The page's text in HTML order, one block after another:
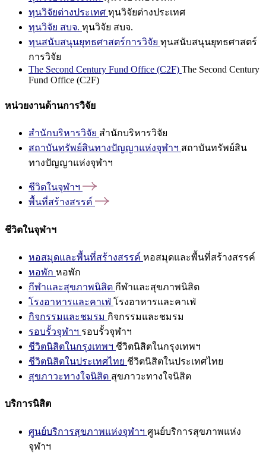
ทุนวิจัยต่างประเทศ ทุนวิจัยต่างประเทศ
ทุนวิจัย สบจ. ทุนวิจัย สบจ.
ทุนสนับสนุนยุทธศาสตร์การวิจัย ทุนสนับสนุนยุทธศาสตร์
การวิจัย
The Second Century Fund Office (C2F) The Second Century
Fund Office (C2F)
หน่วยงานด้านการวิจัย
สำนักบริหารวิจัย สำนักบริหารวิจัย
สถาบันทรัพย์สินทางปัญญาแห่งจุฬาฯ สถาบันทรัพย์สิน
ทางปัญญาแห่งจุฬาฯ
ชีวิตในจุฬาฯ
พื้นที่สร้างสรรค์
ชีวิตในจุฬาฯ
หอสมุดและพื้นที่สร้างสรรค์ หอสมุดและพื้นที่สร้างสรรค์
หอพัก หอพัก
กีฬาและสุขภาพนิสิต กีฬาและสุขภาพนิสิต
โรงอาหารและคาเฟ่ โรงอาหารและคาเฟ่
กิจกรรมและชมรม กิจกรรมและชมรม
รอบรั้วจุฬาฯ รอบรั้วจุฬาฯ
ชีวิตนิสิตในกรุงเทพฯ ชีวิตนิสิตในกรุงเทพฯ
ชีวิตนิสิตในประเทศไทย ชีวิตนิสิตในประเทศไทย
สุขภาวะทางใจนิสิต สุขภาวะทางใจนิสิต
บริการนิสิต
ศูนย์บริการสุขภาพแห่งจุฬาฯ ศูนย์บริการสุขภาพแห่ง
จุฬาฯ